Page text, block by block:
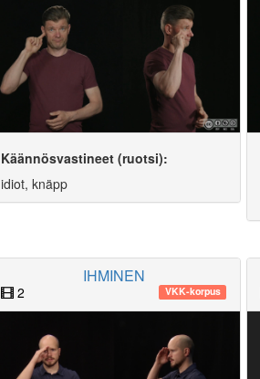
Käännösvastineet (ruotsi):
idiot, knäpp
IHMINEN
2 VKK-korpus